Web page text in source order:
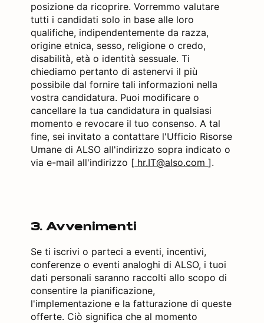
posizione da ricoprire. Vorremmo valutare
tutti i candidati solo in base alle loro
qualifiche, indipendentemente da razza,
origine etnica, sesso, religione o credo,
disabilità, età o identità sessuale. Ti
chiediamo pertanto di astenervi il più
possibile dal fornire tali informazioni nella
vostra candidatura. Puoi modificare o
cancellare la tua candidatura in qualsiasi
momento e revocare il tuo consenso. A tal
fine, sei invitato a contattare l'Ufficio Risorse
Umane di ALSO all'indirizzo sopra indicato o
via e-mail all'indirizzo [ hr.IT@also.com].
3. Avvenimenti
Se ti iscrivi o parteci a eventi, incentivi,
conferenze o eventi analoghi di ALSO, i tuoi
dati personali saranno raccolti allo scopo di
consentire la pianificazione,
l'implementazione e la fatturazione di queste
offerte. Ciò significa che al momento